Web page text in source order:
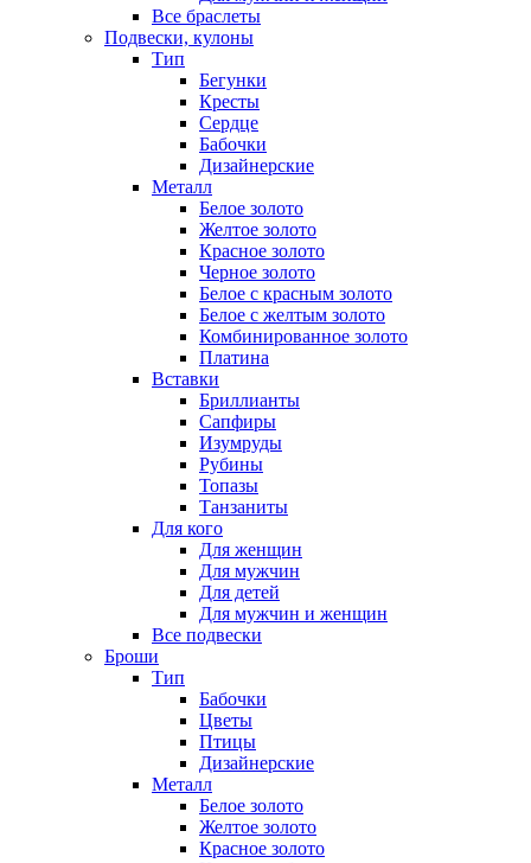
Все браслеты
Подвески, кулоны
Тип
Бегунки
Кресты
Сердце
Бабочки
Дизайнерские
Металл
Белое золото
Желтое золото
Красное золото
Черное золото
Белое с красным золото
Белое с желтым золото
Комбинированное золото
Платина
Вставки
Бриллианты
Сапфиры
Изумруды
Рубины
Топазы
Танзаниты
Для кого
Для женщин
Для мужчин
Для детей
Для мужчин и женщин
Все подвески
Броши
Тип
Бабочки
Цветы
Птицы
Дизайнерские
Металл
Белое золото
Желтое золото
Красное золото